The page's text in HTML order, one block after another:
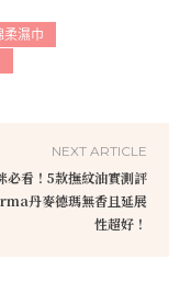
柔濕巾
NEXT ARTICLE
必看！5款撫紋油實測評
丹麥德瑪無香且延展
性超好！